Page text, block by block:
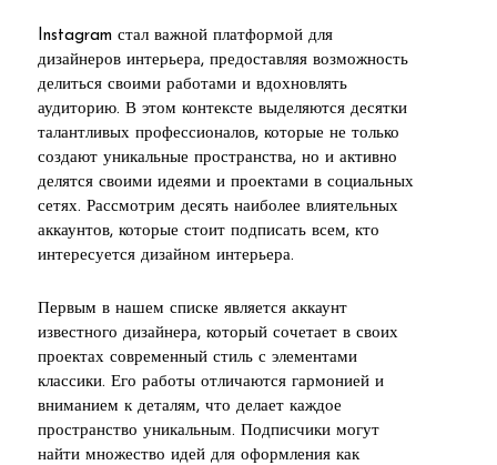
Instagram стал важной платформой для
дизайнеров интерьера, предоставляя возможность
делиться своими работами и вдохновлять
аудиторию. В этом контексте выделяются десятки
талантливых профессионалов, которые не только
создают уникальные пространства, но и активно
делятся своими идеями и проектами в социальных
сетях. Рассмотрим десять наиболее влиятельных
аккаунтов, которые стоит подписать всем, кто
интересуется дизайном интерьера.
Первым в нашем списке является аккаунт
известного дизайнера, который сочетает в своих
проектах современный стиль с элементами
классики. Его работы отличаются гармонией и
вниманием к деталям, что делает каждое
пространство уникальным. Подписчики могут
найти множество идей для оформления как